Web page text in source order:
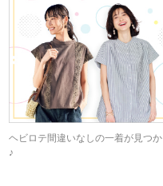
ヘビロテ間違いなしの一着が見つ
♪